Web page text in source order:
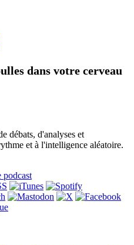
dans votre cerveau
débats, d'analyses et
et à l'intelligence aléatoire.